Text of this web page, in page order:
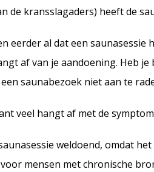
de kransslagaders) heeft de
eerder al dat een
af van je aandoening. Heb
saunabezoek niet aan te
veel hangt af met de
weldoend, omdat
mensen met chronische